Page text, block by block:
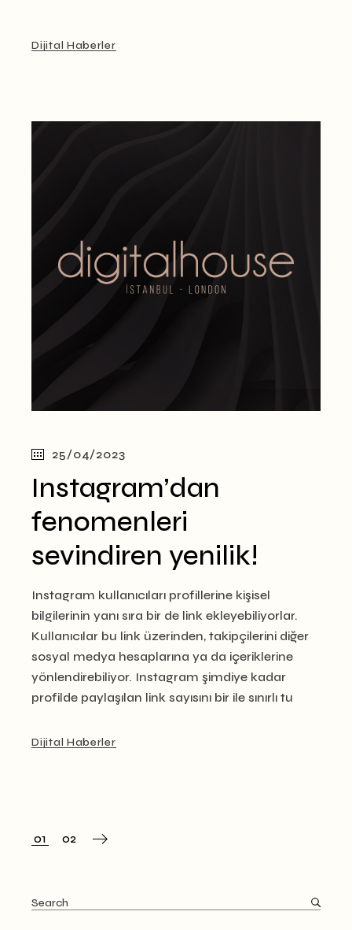
Dijital Haberler
25/04/2023
Instagram’dan
fenomenleri
sevindiren yenilik!
Instagram kullanıcıları profillerine kişisel
bilgilerinin yanı sıra bir de link ekleyebiliyorlar.
Kullanıcılar bu link üzerinden, takipçilerini diğer
sosyal medya hesaplarına ya da içeriklerine
yönlendirebiliyor. Instagram şimdiye kadar
profilde paylaşılan link sayısını bir ile sınırlı tu
Dijital Haberler
Posts
01 02
Search
for: